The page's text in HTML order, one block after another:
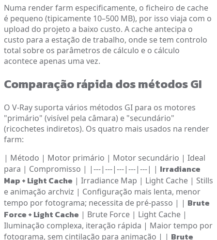
Numa render farm especificamente, o ficheiro de cache
é pequeno (tipicamente 10–500 MB), por isso viaja com o
upload do projeto a baixo custo. A cache antecipa o
custo para a estação de trabalho, onde se tem controlo
total sobre os parâmetros de cálculo e o cálculo
acontece apenas uma vez.
Comparação rápida dos métodos GI
O V-Ray suporta vários métodos GI para os motores
"primário" (visível pela câmara) e "secundário"
(ricochetes indiretos). Os quatro mais usados na render
farm:
| Método | Motor primário | Motor secundário | Ideal
para | Compromisso | |---|---|---|---|---| | Irradiance
Map + Light Cache | Irradiance Map | Light Cache | Stills
e animação archviz | Configuração mais lenta, menor
tempo por fotograma; necessita de pré-passo | | Brute
Force + Light Cache | Brute Force | Light Cache |
Iluminação complexa, iteração rápida | Maior tempo por
fotograma, sem cintilação para animação | | Brute